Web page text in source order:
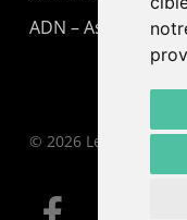
ADN – Association
© 2026 Le Pommier.
facebook